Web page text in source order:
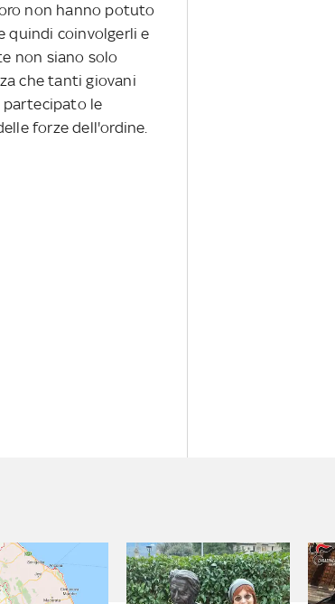
non hanno potuto
quindi coinvolgerli e
non siano solo
che tanti giovani
partecipato le
forze dell'ordine.